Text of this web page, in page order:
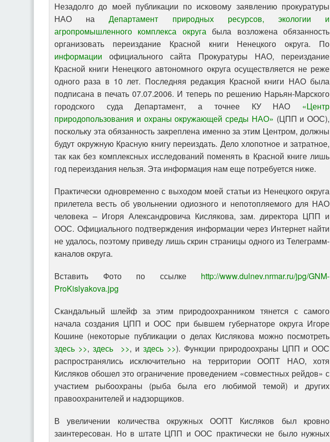
Незадолго до моей публикации по исковому заявлению прокуратуры
НАО наДепартамент природных ресурсов, экологии и
агропромышленного комплекса округабыла возложена обязанность
организовать переиздание Красной книги Ненецкого округа. По
информации официального сайта Прокуратуры НАО, переиздание
Красной книги Ненецкого автономного округа осуществляется не реже
одного раза в 10 лет. Последняя редакция Красной книги НАО была
подписана в печать 07.07.2006. И теперь по решению Нарьян-Марского
городского суда Департамент, а точнее КУ НАО «Центр
природопользования и охраны окружающей среды НАО» (ЦПП и ООС),
поскольку эта обязанность закреплена именно за этим Центром, должны
будут окружную Красную книгу переиздать. Дело хлопотное и затратное,
так как без комплексных исследований поменять в Красной книге лишь
год переиздания нельзя. Эта информация нам еще потребуется ниже.
Практически одновременно с выходом моей статьи из Ненецкого округа
прилетела весть об увольнении одиозного и непотопляемого для НАО
человека – Игоря Александровича Кислякова, зам. директора ЦПП и
ООС. Официального подтверждения информации через Интернет найти
не удалось, поэтому приведу лишь скрин страницы одного из Телеграмм-
каналов округа.
Вставить Фото по ссылке http://www.dulnev.nrmar.ru/jpg/GNM-
ProKislyakova.jpg
Скандальный шлейф за этим природоохранником тянется с самого
начала создания ЦПП и ООС при бывшем губернаторе округа Игоре
Кошине (некоторые публикации о делах Кислякова можно посмотреть
здесь >>,здесь >>, издесь >>). Функции природоохраны ЦПП и ООС
распространялись исключительно на территории ООПТ НАО, хотя
Кисляков обошел это ограничение проведением «совместных рейдов» с
участием рыбоохраны (рыба была его любимой темой) и других
правоохранителей и надзорщиков.
В увеличении количества окружных ООПТ Кисляков был кровно
заинтересован. Но в штате ЦПП и ООС практически не было нужных